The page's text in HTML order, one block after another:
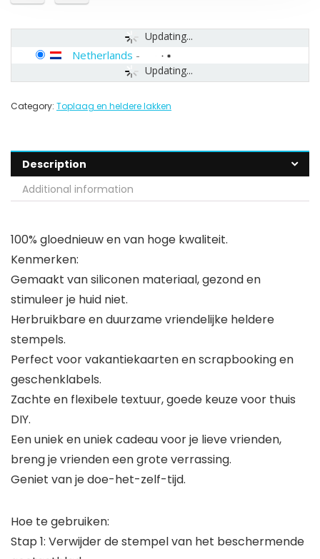
Updating...
Updating...
Netherlands -
Category: Toplaag en heldere lakken
Description
Additional information
100% gloednieuw en van hoge kwaliteit.
Kenmerken:
Gemaakt van siliconen materiaal, gezond en
stimuleer je huid niet.
Herbruikbare en duurzame vriendelijke heldere
stempels.
Perfect voor vakantiekaarten en scrapbooking en
geschenklabels.
Zachte en flexibele textuur, goede keuze voor thuis
DIY.
Een uniek en uniek cadeau voor je lieve vrienden,
breng je vrienden een grote verrassing.
Geniet van je doe-het-zelf-tijd.
Hoe te gebruiken:
Stap 1: Verwijder de stempel van het beschermende